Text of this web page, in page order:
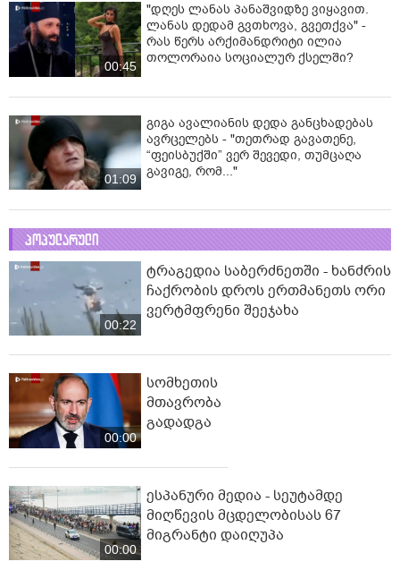
00:45
"დღეს ლანას პანაშვიდზე ვიყავით.
ლანას დედამ გვთხოვა, გვეთქვა" -
რას წერს არქიმანდრიტი ილია
თოლორაია სოციალურ ქსელში?
01:09
გიგა ავალიანის დედა განცხადებას
ავრცელებს - "თეთრად გავათენე,
“ფეისბუქში” ვერ შევედი, თუმცაღა
გავიგე, რომ..."
პოპულარული
00:22
ტრაგედია საბერძნეთში - ხანძრის
ჩაქრობის დროს ერთმანეთს ორი
ვერტმფრენი შეეჯახა
00:00
სომხეთის
მთავრობა
გადადგა
00:00
ესპანური მედია - სეუტამდე
მიღწევის მცდელობისას 67
მიგრანტი დაიღუპა